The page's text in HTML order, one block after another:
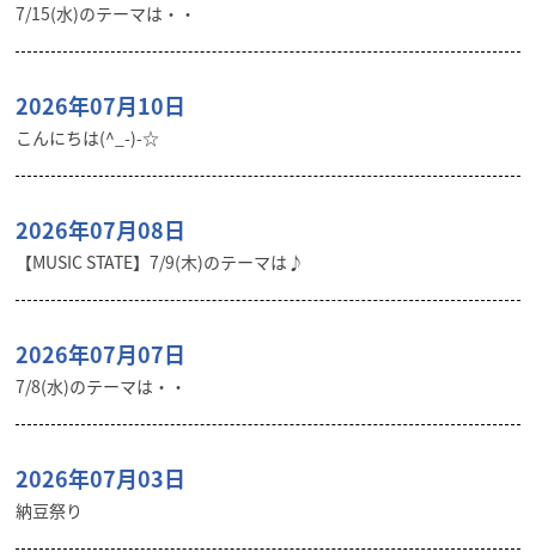
7/15(水)のテーマは・・
2026年07月10日
こんにちは(^_-)-☆
2026年07月08日
【MUSIC STATE】7/9(木)のテーマは♪
2026年07月07日
7/8(水)のテーマは・・
2026年07月03日
納豆祭り